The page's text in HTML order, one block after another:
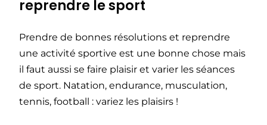
reprendre le sport
Prendre de bonnes résolutions et reprendre
une activité sportive est une bonne chose mais
il faut aussi se faire plaisir et varier les séances
de sport. Natation, endurance, musculation,
tennis, football : variez les plaisirs !